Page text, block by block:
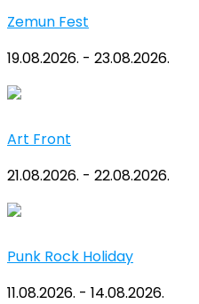
Zemun Fest
19.08.2026. - 23.08.2026.
Art Front
21.08.2026. - 22.08.2026.
Punk Rock Holiday
11.08.2026. - 14.08.2026.